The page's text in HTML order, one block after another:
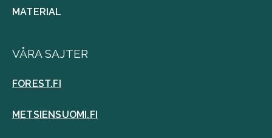
MATERIAL
VÅRA SAJTER
FOREST.FI
METSIENSUOMI.FI